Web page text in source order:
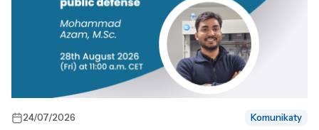
24/07/2026 Komunikaty